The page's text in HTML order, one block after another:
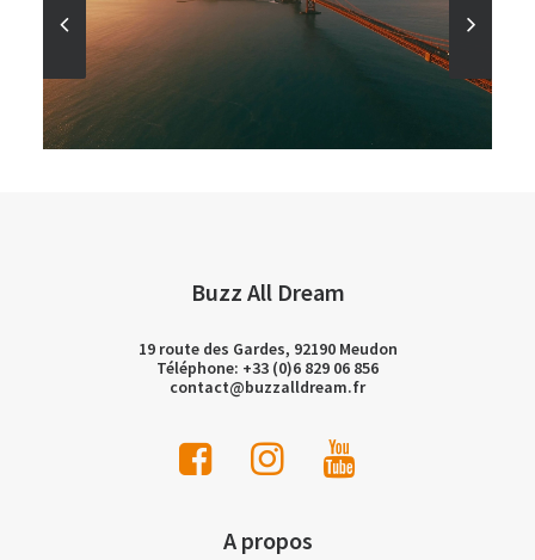
Buzz All Dream
19 route des Gardes, 92190 Meudon
Téléphone: +33 (0)6 829 06 856
contact@buzzalldream.fr
A propos